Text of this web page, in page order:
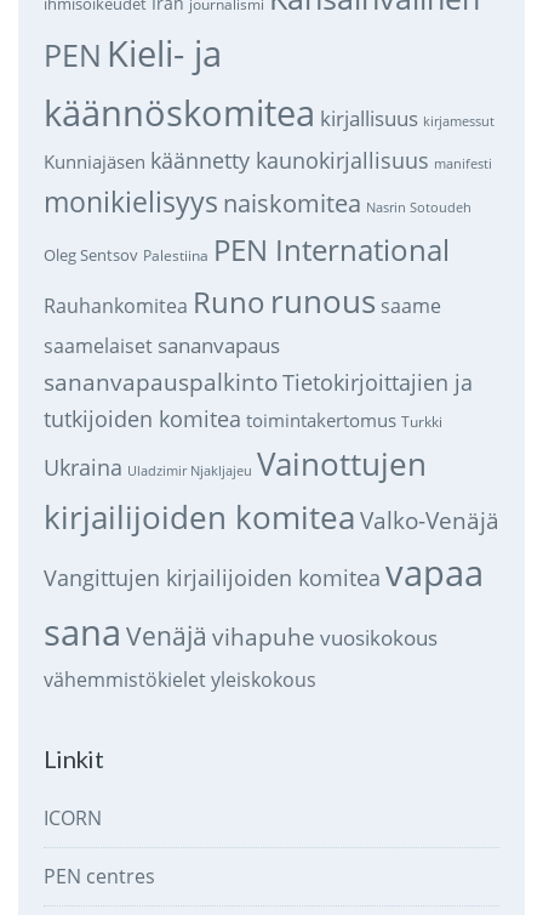
PEN Kieli- ja
käännöskomitea kirjallisuus kirjamessut
Kunniajäsen käännetty kaunokirjallisuus manifesti
monikielisyys naiskomitea Nasrin Sotoudeh
Oleg Sentsov Palestiina PEN International
Rauhankomitea Runo runous saame
saamelaiset sananvapaus
sananvapauspalkintoTietokirjoittajien ja
tutkijoiden komitea toimintakertomus Turkki
Ukraina Uladzimir Njakljajeu Vainottujen
kirjailijoiden komitea Valko-Venäjä
Vangittujen kirjailijoiden komitea vapaa
sana Venäjä vihapuhe vuosikokous
vähemmistökieletyleiskokous
Linkit
ICORN
PEN centres